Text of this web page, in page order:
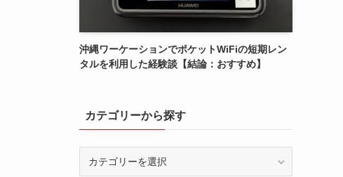
沖縄ワーケーションでポケットWiFiの短期レン
タルを利用した経験談【結論：おすすめ】
カテゴリーから探す